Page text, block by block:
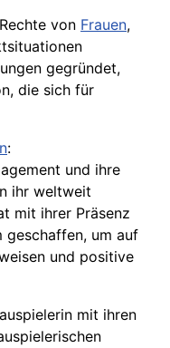
von Frauen,
gegründet,
die sich für
:
und ihre
ihr weltweit
mit ihrer Präsenz
geschaffen, um auf
und positive
mit ihren